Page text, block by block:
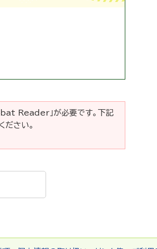
Reader」が必要です。下記
さい。